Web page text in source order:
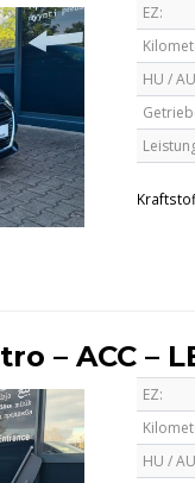
EZ:
HU /
– ACC –
EZ:
HU /